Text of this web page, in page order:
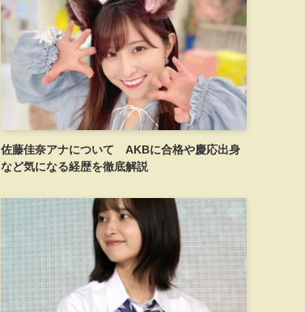
佐藤佳奈アナについて AKBに合格や慶応出身
など気になる経歴を徹底解説